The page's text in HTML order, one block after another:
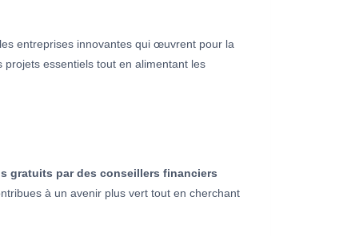
entreprises innovantes qui œuvrent pour la
essentiels tout en alimentant les
gratuits par des conseillers financiers
à un avenir plus vert tout en cherchant